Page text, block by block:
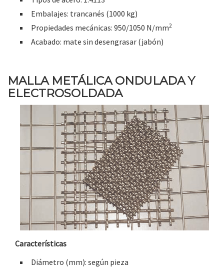
Embalajes: trancanés (1000 kg)
Propiedades mecánicas: 950/1050 N/mm2
Acabado: mate sin desengrasar (jabón)
MALLA METÁLICA ONDULADA Y
ELECTROSOLDADA
Características
Diámetro (mm): según pieza